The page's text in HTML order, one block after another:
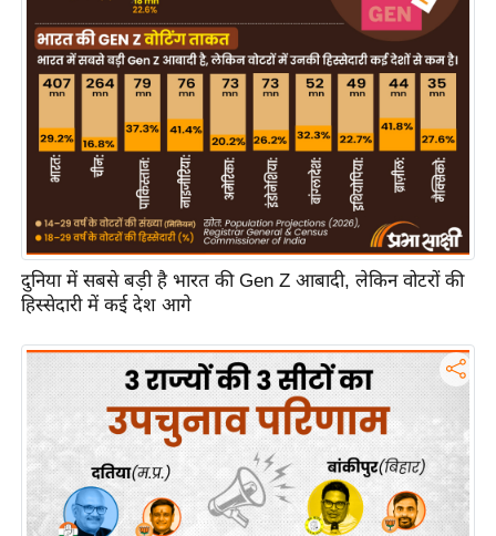
क्रि
के
2
0
2
6
क्रा
इ
म
ई
-
पे
प
दुनिया में सबसे बड़ी है भारत की Gen Z आबादी, लेकिन वोटरों की
हिस्सेदारी में कई देश आगे